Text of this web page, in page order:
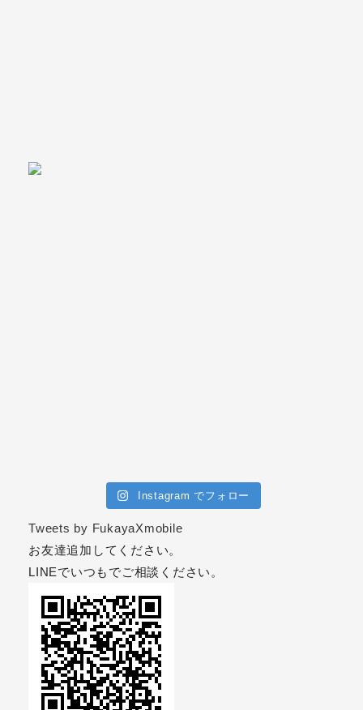
Instagram でフォロー
Tweets by FukayaXmobile
お友達追加してください。
LINEでいつもでご相談ください。